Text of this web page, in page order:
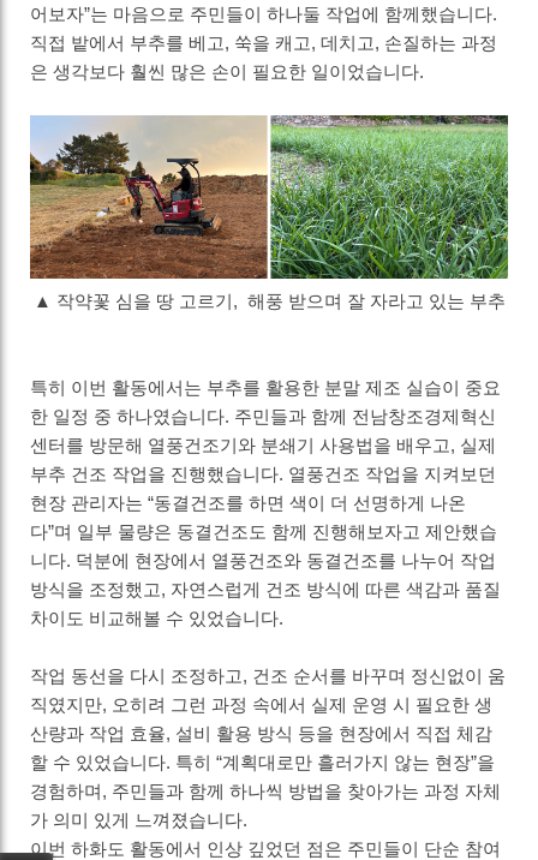
어보자”는 마음으로 주민들이 하나둘 작업에 함께했습니다.
직접 밭에서 부추를 베고, 쑥을 캐고,데치고, 손질하는 과정
은 생각보다 훨씬 많은 손이 필요한 일이었습니다.
▲ 작약꽃 심을 땅 고르기, 해풍 받으며 잘 자라고 있는 부추
특히 이번 활동에서는 부추를 활용한 분말 제조 실습이 중요
한 일정 중 하나였습니다. 주민들과 함께 전남창조경제혁신
센터를 방문해 열풍건조기와 분쇄기 사용법을 배우고, 실제
부추 건조 작업을 진행했습니다. 열풍건조 작업을 지켜보던
현장 관리자는“동결건조를 하면 색이 더 선명하게 나온
다”며 일부 물량은 동결건조도 함께 진행해보자고 제안했습
니다. 덕분에 현장에서 열풍건조와 동결건조를 나누어 작업
방식을 조정했고, 자연스럽게 건조 방식에 따른 색감과 품질
차이도 비교해볼 수 있었습니다.
작업 동선을 다시 조정하고, 건조 순서를 바꾸며 정신없이 움
직였지만, 오히려 그런 과정 속에서 실제 운영 시 필요한 생
산량과 작업 효율, 설비 활용 방식 등을 현장에서 직접 체감
할 수 있었습니다. 특히“계획대로만 흘러가지 않는 현장”을
경험하며 , 주민들과 함께 하나씩 방법을 찾아가는 과정 자체
가 의미 있게 느껴졌습니다.
이번 하화도 활동에서 인상 깊었던 점은 주민들이 단순 참여